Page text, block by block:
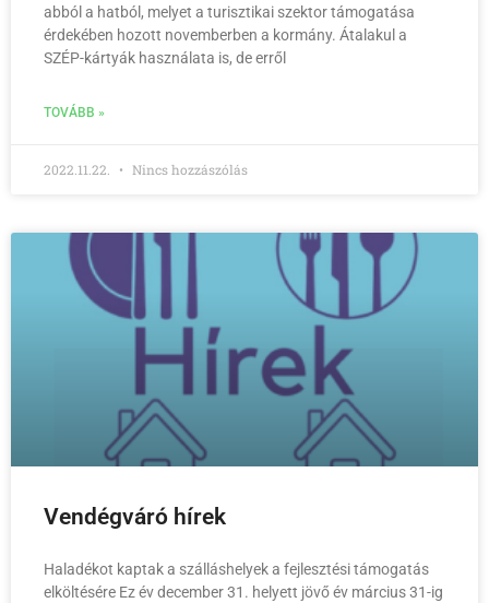
abból a hatból, melyet a turisztikai szektor támogatása
érdekében hozott novemberben a kormány. Átalakul a
SZÉP-kártyák használata is, de erről
TOVÁBB »
2022.11.22. Nincs hozzászólás
Vendégváró hírek
Haladékot kaptak a szálláshelyek a fejlesztési támogatás
elköltésére Ez év december 31. helyett jövő év március 31-ig